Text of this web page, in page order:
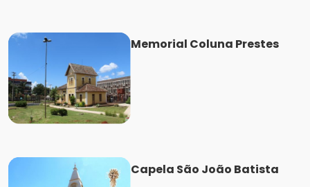
Memorial Coluna Prestes
Capela São João Batista